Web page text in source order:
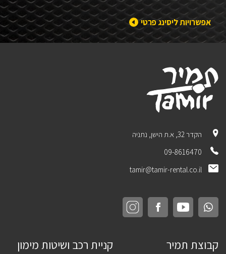
אפשרויות ליסינג פרטי
קבוצת תמיר קניית רכב ושיטות מימון
הקדר 32, א.ת הישן, נתניה
tamir@tamir-rental.co.il